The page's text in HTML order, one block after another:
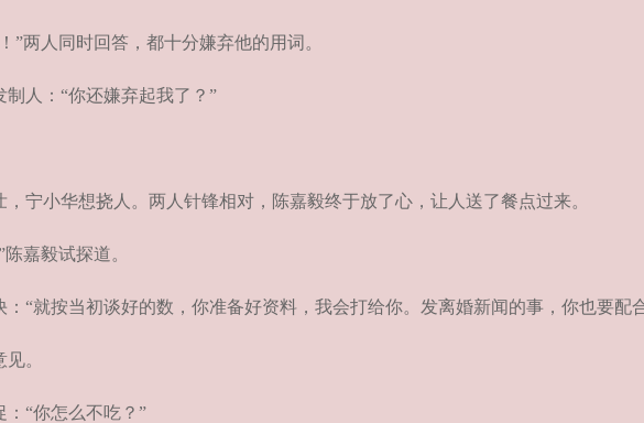
”两人同时回答，都十分嫌弃他的用词。
人：“你还嫌弃起我了？”
宁小华想挠人。两人针锋相对，陈嘉毅终于放了心，让人送了餐点过来。
嘉毅试探道。
“就按当初谈好的数，你准备好资料，我会打给你。发离婚新闻的事，你也要配
。
“你怎么不吃？”